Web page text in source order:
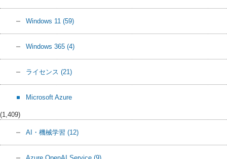
Windows 11 (59)
Windows 365 (4)
ライセンス (21)
Microsoft Azure
(1,409)
AI・機械学習 (12)
Azure OpenAI Service (9)